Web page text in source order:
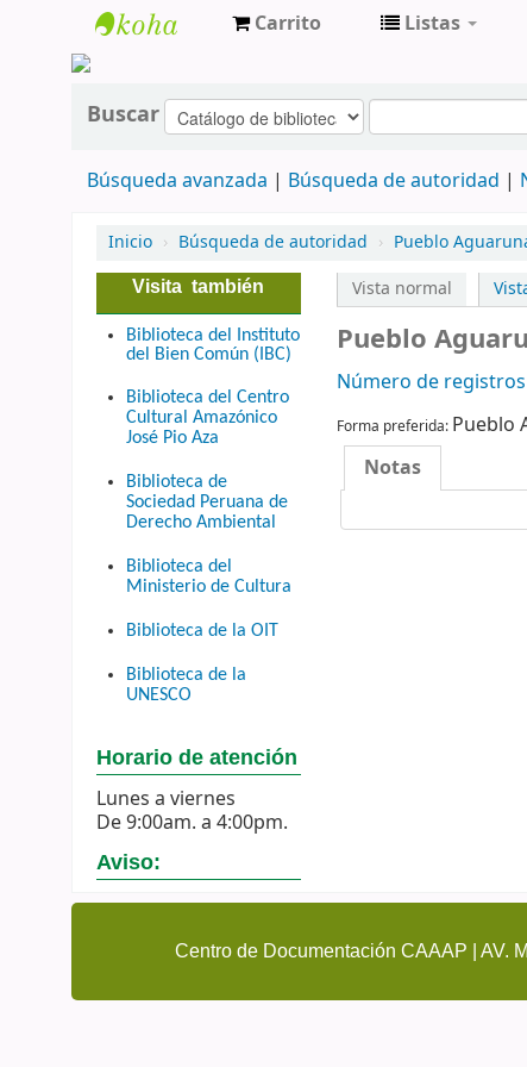
Carrito Listas
Buscar
Búsqueda avanzada Búsqueda de autoridad
Inicio › Búsqueda de autoridad › Pueblo
Visita también
Biblioteca del Instituto
del Bien Común (IBC)
Biblioteca del Centro
Cultural Amazónico
José Pio Aza
Biblioteca de
Sociedad Peruana de
Derecho Ambiental
Biblioteca del
Ministerio de Cultura
Biblioteca de la OIT
Biblioteca de la
UNESCO
Horario de atención
Lunes a viernes
De 9:00am. a 4:00pm.
Aviso:
Vista normal
Pueblo
Número de
Forma preferida: Pueblo
Notas
Centro de Documentación CAAAP | AV.